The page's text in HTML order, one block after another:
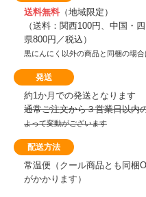
送料無料（地域限定）
（送料：関西100円、中国・
県800円／税込）
黒にんにく以外の商品と同梱の場合
発送
約1か月での発送となります
通常ご注文から３営業日以内
よって変動がございます
配送方法
常温便（クール商品とも同梱
がかかります）